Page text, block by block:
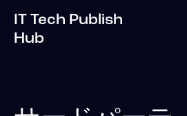
IT Tech Publish
Hub